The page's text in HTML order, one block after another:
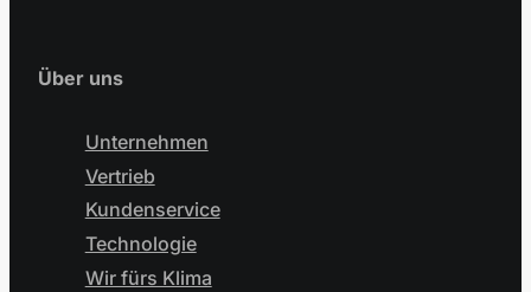
Über uns
Unternehmen
Vertrieb
Kundenservice
Technologie
Wir fürs Klima